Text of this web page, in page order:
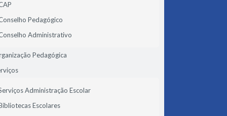
Pedagógico
Administrativo
Pedagógica
Administração Escolar
Escolares